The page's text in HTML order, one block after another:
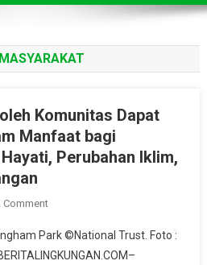
Komunitas Dapat
Manfaat bagi
Perubahan Iklim,
CommentOn
Rusa
Oleh
Park ©National Trust. Foto :